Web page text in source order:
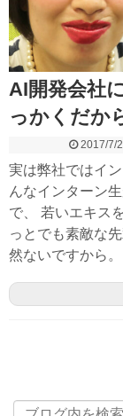
AI開発会社
っかくだか
2017/7/
実は弊社ではイ
んなインターン
で、 若いエキス
っとでも素敵な
然ないですから。